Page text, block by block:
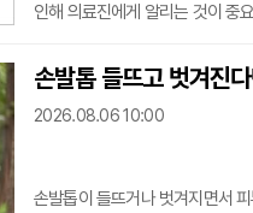
인해 의료진에게 알리는 것이 중
다.지속적인 피로는 빈혈과 갑
과거 검진에서 이상 소견이 확인
료
손발톱 들뜨고 벗겨진
2026.08.06 10:00
손발톱이 들뜨거나 벗겨지면서